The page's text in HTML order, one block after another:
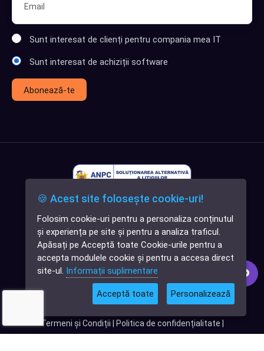
✕
Cauți o aplicație
software?
Sunt interesat de clienți pentru compania mea IT
Sunt interesat de achiziții software
Abonează-te
Softlead• Toate drepturile rezervate |
Termeni și Condiții | Politica de confidențialitate |
🍪 Acest site folosește cookie-uri!
Folosim cookie-uri pentru a personaliza conținutul
și experiența pe site și pentru a analiza traficul.
Apăsați pe Acceptă toate Cookie-urile pentru a
accepta modulele cookie și pentru a accesa direct
site-ul. Informații suplimentare
Acceptă toate Personalizează